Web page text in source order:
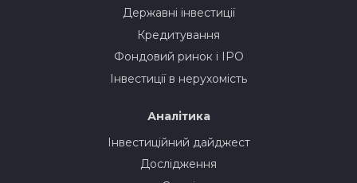
Державні інвестиції
Кредитування
Фондовий ринок і IPO
Інвестиції в нерухомість
Аналітика
Інвестиційний дайджест
Дослідження